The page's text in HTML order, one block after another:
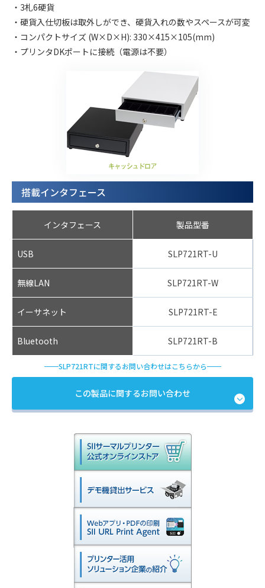
・3札6硬貨
・硬貨入仕切板は取外しができ、硬貨入れの数やスペースが可変
・コンパクトサイズ (W×D×H): 330×415×105(mm)
・プリンタDKポートに接続（電源は不要）
搭載インタフェース
インタフェース 製品型番
USB SLP721RT-U
無線LAN SLP721RT-W
イーサネット SLP721RT-E
Bluetooth SLP721RT-B
SLP721RTに関するお問い合わせはこちらから
この製品に関するお問い合わせ